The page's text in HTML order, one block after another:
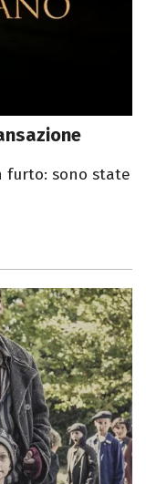
furto: sono state